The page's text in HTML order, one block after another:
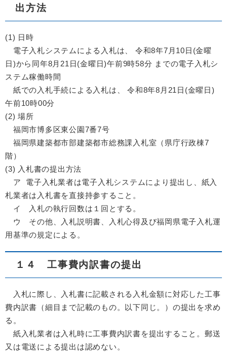
出方法
(1) 日時
電子入札システムによる入札は、 令和8年7月10日(金曜
日)から同年8月21日(金曜日)午前9時58分 までの電子入札シ
ステム稼働時間
紙での入札手続による入札は、 令和8年8月21日(金曜日)
午前10時00分
(2) 場所
福岡市博多区東公園7番7号
福岡県建築都市部建築都市総務課入札室（県庁行政棟7
階）
(3) 入札書の提出方法
ア 電子入札業者は電子入札システムにより提出し、紙入
札業者は入札書を直接持参すること。
イ 入札の執行回数は１回とする。
ウ その他、入札説明書、入札心得及び福岡県電子入札運
用基準の規定による。
１４ 工事費内訳書の提出
入札に際し、入札書に記載される入札金額に対応した工事
費内訳書（細目まで記載のもの。以下同じ。）の提出を求め
る。
紙入札業者は入札時に工事費内訳書を提出すること。郵送
又は電送による提出は認めない。